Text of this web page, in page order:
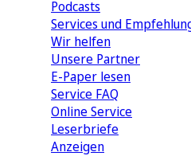
Podcasts
Services und
Wir helfen
Unsere Partner
E-Paper lesen
Service FAQ
Online Service
Leserbriefe
Anzeigen